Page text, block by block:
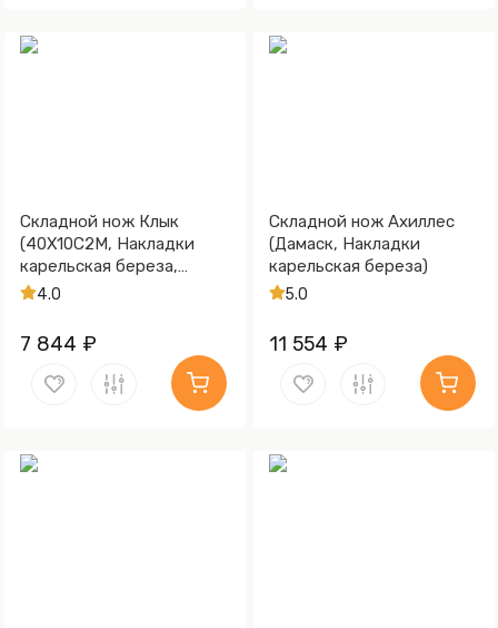
Складной нож Клык
(40Х10С2М, Накладки
карельская береза,
Золочение клинка)
4.0
7 844 ₽
Складной нож Ахиллес
(Дамаск, Накладки
карельская береза)
5.0
11 554 ₽